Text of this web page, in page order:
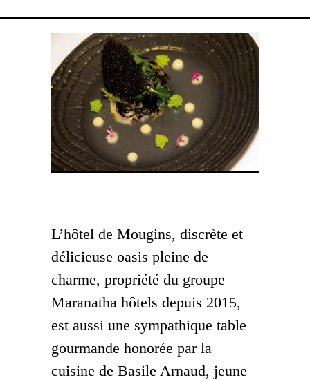
L’hôtel de Mougins, discrète et
délicieuse oasis pleine de
charme, propriété du groupe
Maranatha hôtels depuis 2015,
est aussi une sympathique table
gourmande honorée par la
cuisine de Basile Arnaud, jeune